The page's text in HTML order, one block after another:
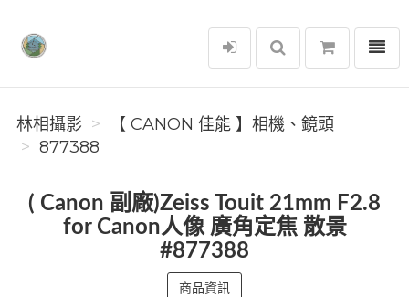
林相攝影
選單
林相攝影
【 CANON 佳能 】相機、鏡頭
877388
( Canon 副廠)Zeiss Touit 21mm F2.8
for Canon人像 廣角定焦 散景
#877388
商品資訊